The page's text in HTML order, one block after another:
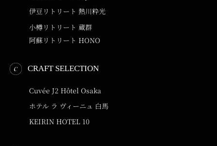
伊豆リトリート 熱川粋光
小樽リトリート 蔵群
阿蘇リトリート HONO
CRAFT SELECTION
Cuvée J2 Hôtel Osaka
ホテル ラ ヴィーニュ 白馬
KEIRIN HOTEL 10